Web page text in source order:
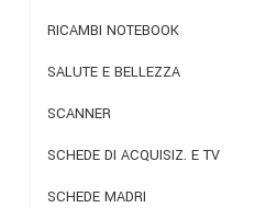
RICAMBI NOTEBOOK
SALUTE E BELLEZZA
SCANNER
SCHEDE DI ACQUISIZ. E TV
SCHEDE MADRI